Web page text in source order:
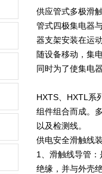
供应管式多极滑
管式四极集电器
器支架安装在运
随设备移动，集
同时为了使集电
HXTS、HXTL系
组件组合而成。
以及检测线。
供电安全滑触线
1、滑触线导管
绝缘，并与外壳